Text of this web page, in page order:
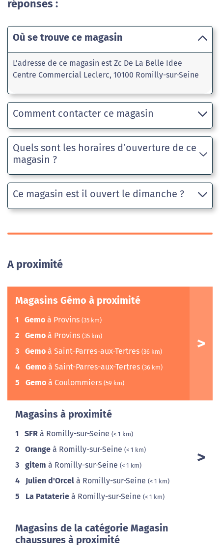
réponses :
Où se trouve ce magasin
L'adresse de ce magasin est Zc De La Belle Idee
Centre Commercial Leclerc, 10100 Romilly-sur-Seine
Comment contacter ce magasin
Quels sont les horaires d’ouverture de ce
magasin ?
Ce magasin est il ouvert le dimanche ?
A proximité
Magasins Gémo à proximité
1 Gemo à Provins (35 km)
2 Gemo à Provins (35 km)
3 Gemo à Saint-Parres-aux-Tertres (36 km)
4 Gemo à Saint-Parres-aux-Tertres (36 km)
5 Gemo à Coulommiers (59 km)
Magasins à proximité
1 SFR à Romilly-sur-Seine (< 1 km)
2 Orange à Romilly-sur-Seine (< 1 km)
3 gitem à Romilly-sur-Seine (< 1 km)
4 Julien d'Orcel à Romilly-sur-Seine (< 1 km)
5 La Pataterie à Romilly-sur-Seine (< 1 km)
Magasins de la catégorie Magasin
chaussures à proximité